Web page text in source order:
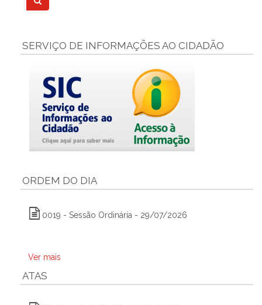
SERVIÇO DE INFORMAÇÕES AO CIDADÃO
ORDEM DO DIA
0019 - Sessão Ordinária - 29/07/2026
Ver mais
ATAS